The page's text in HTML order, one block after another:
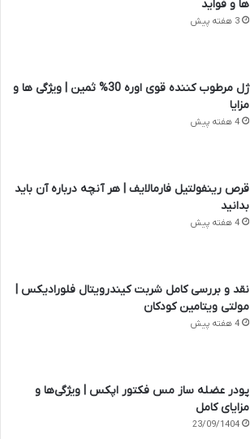
ها و فواید
3 هفته پیش
ژل مرطوب کننده قوی اوره 30% ثمین | ویژگی ها و
مزایا
4 هفته پیش
قرص رینفولتیل فارمالایف | هر آنچه درباره آن باید
بدانید
4 هفته پیش
نقد و بررسی کامل شربت کیندرویتال فلورادیکس |
مولتی ویتامین کودکان
4 هفته پیش
پودر عضله ساز مس فکتور اپکس | ویژگی‌ها و
مزایای کامل
23/09/1404